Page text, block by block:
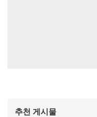
추천 게시물